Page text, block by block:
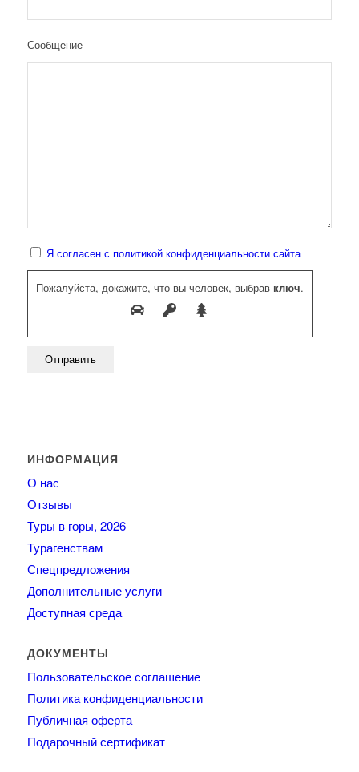
Сообщение
Я согласен с политикой конфиденциальности сайта
Пожалуйста, докажите, что вы человек, выбравключ.
ИНФОРМАЦИЯ
О нас
Отзывы
Туры в горы, 2026
Турагенствам
Спецпредложения
Дополнительные услуги
Доступная среда
ДОКУМЕНТЫ
Пользовательское соглашение
Политика конфиденциальности
Публичная оферта
Подарочный сертификат